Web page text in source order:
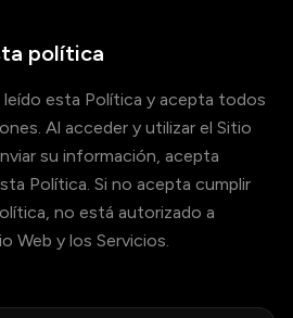
política
esta Política y acepta todos
Al acceder y utilizar el Sitio
su información, acepta
Política. Si no acepta cumplir
no está autorizado a
Web y los Servicios.